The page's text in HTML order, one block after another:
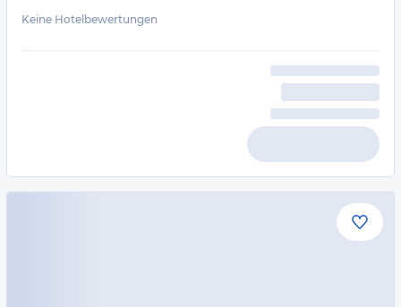
Keine Hotelbewertungen